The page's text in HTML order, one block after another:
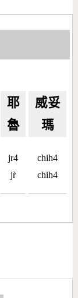
耶
魯
威妥
瑪
jr4
jr̀
chih4
chih4